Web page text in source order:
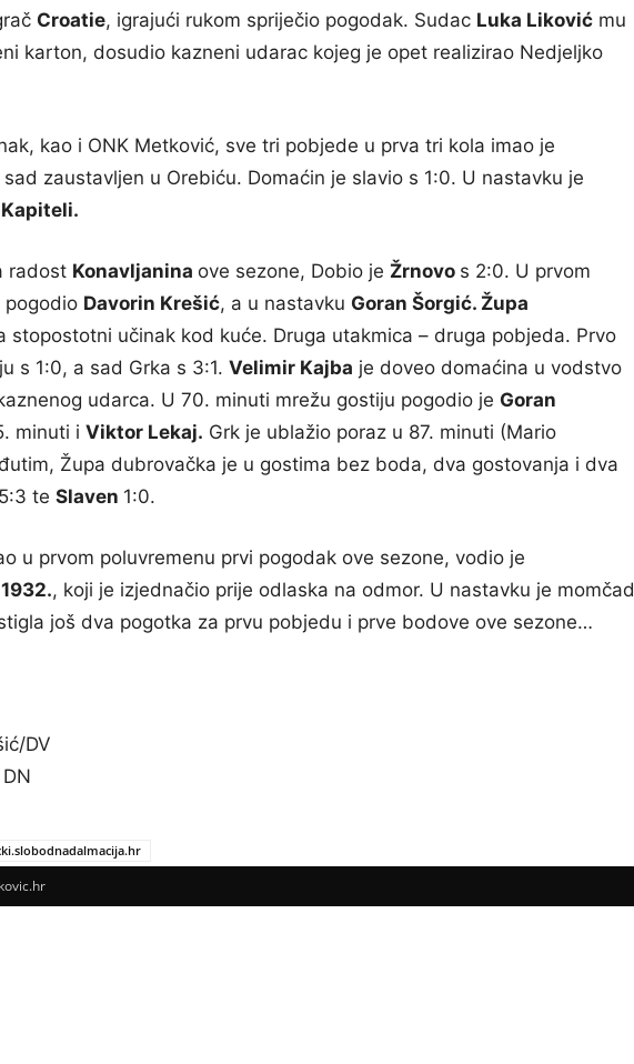
Croatie, igrajući rukom spriječio pogodak. Sudac Luka Liković mu
karton, dosudio kazneni udarac kojeg je opet realizirao Nedjeljko
kao i ONK Metković, sve tri pobjede u prva tri kola imao je
sad zaustavljen u Orebiću. Domaćin je slavio s 1:0. U nastavku je
radost Konavljanina ove sezone, Dobio je Žrnovo s 2:0. U prvom
pogodio Davorin Krešić, a u nastavku Goran Šorgić. Župa
stopostotni učinak kod kuće. Druga utakmica – druga pobjeda. Prvo
s 1:0, a sad Grka s 3:1. Velimir Kajba je doveo domaćina u vodstvo
udarca. U 70. minuti mrežu gostiju pogodio je Goran
minuti i Viktor Lekaj. Grk je ublažio poraz u 87. minuti (Mario
Župa dubrovačka je u gostima bez boda, dva gostovanja i dva
5:3 te Slaven 1:0.
u prvom poluvremenu prvi pogodak ove sezone, vodio je
, koji je izjednačio prije odlaska na odmor. U nastavku je momčad
još dva pogotka za prvu pobjedu i prve bodove ove sezone…
DV